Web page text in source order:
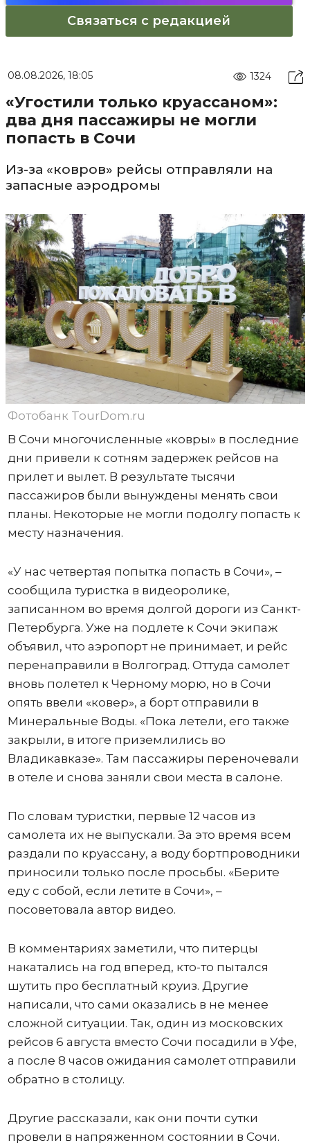
Связаться с редакцией
08.08.2026, 18:05 1324
«Угостили только круассаном»:
два дня пассажиры не могли
попасть в Сочи
Из-за «ковров» рейсы отправляли на
запасные аэродромы
Фотобанк TourDom.ru
В Сочи многочисленные «ковры» в последние
дни привели к сотням задержек рейсов на
прилет и вылет. В результате тысячи
пассажиров были вынуждены менять свои
планы. Некоторые не могли подолгу попасть к
месту назначения.
«У нас четвертая попытка попасть в Сочи», –
сообщила туристка в видеоролике,
записанном во время долгой дороги из Санкт-
Петербурга. Уже на подлете к Сочи экипаж
объявил, что аэропорт не принимает, и рейс
перенаправили в Волгоград. Оттуда самолет
вновь полетел к Черному морю, но в Сочи
опять ввели «ковер», а борт отправили в
Минеральные Воды. «Пока летели, его также
закрыли, в итоге приземлились во
Владикавказе». Там пассажиры переночевали
в отеле и снова заняли свои места в салоне.
По словам туристки, первые 12 часов из
самолета их не выпускали. За это время всем
раздали по круассану, а воду бортпроводники
приносили только после просьбы. «Берите
еду с собой, если летите в Сочи», –
посоветовала автор видео.
В комментариях заметили, что питерцы
накатались на год вперед, кто-то пытался
шутить про бесплатный круиз. Другие
написали, что сами оказались в не менее
сложной ситуации. Так, один из московских
рейсов 6 августа вместо Сочи посадили в Уфе,
а после 8 часов ожидания самолет отправили
обратно в столицу.
Другие рассказали, как они почти сутки
провели в напряженном состоянии в Сочи.